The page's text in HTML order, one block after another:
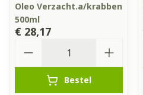
Oleo Verzacht.a/krabben
500ml
€ 28,17
Bestel